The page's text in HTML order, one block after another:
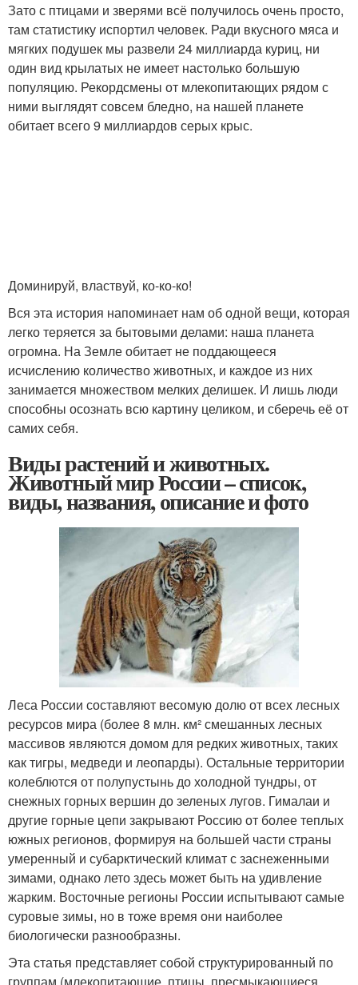
Зато с птицами и зверями всё получилось очень просто,
там статистику испортил человек. Ради вкусного мяса и
мягких подушек мы развели 24 миллиарда куриц, ни
один вид крылатых не имеет настолько большую
популяцию. Рекордсмены от млекопитающих рядом с
ними выглядят совсем бледно, на нашей планете
обитает всего 9 миллиардов серых крыс.
Доминируй, властвуй, ко-ко-ко!
Вся эта история напоминает нам об одной вещи, которая
легко теряется за бытовыми делами: наша планета
огромна. На Земле обитает не поддающееся
исчислению количество животных, и каждое из них
занимается множеством мелких делишек. И лишь люди
способны осознать всю картину целиком, и сберечь её от
самих себя.
Виды растений и животных.
Животный мир России – список,
виды, названия, описание и фото
Леса России составляют весомую долю от всех лесных
ресурсов мира (более 8 млн. км² смешанных лесных
массивов являются домом для редких животных, таких
как тигры, медведи и леопарды). Остальные территории
колеблются от полупустынь до холодной тундры, от
снежных горных вершин до зеленых лугов. Гималаи и
другие горные цепи закрывают Россию от более теплых
южных регионов, формируя на большей части страны
умеренный и субарктический климат с заснеженными
зимами, однако лето здесь может быть на удивление
жарким. Восточные регионы России испытывают самые
суровые зимы, но в тоже время они наиболее
биологически разнообразны.
Эта статья представляет собой структурированный по